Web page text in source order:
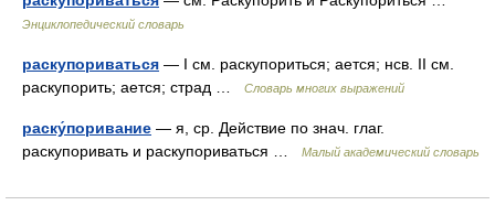
Энциклопедический словарь
раскупориваться — I см. раскупориться; ается; нсв. II см.
раскупорить; ается; страд …
Словарь многих выражений
раску́поривание — я, ср. Действие по знач. глаг.
раскупоривать и раскупориваться …
Малый академический словарь